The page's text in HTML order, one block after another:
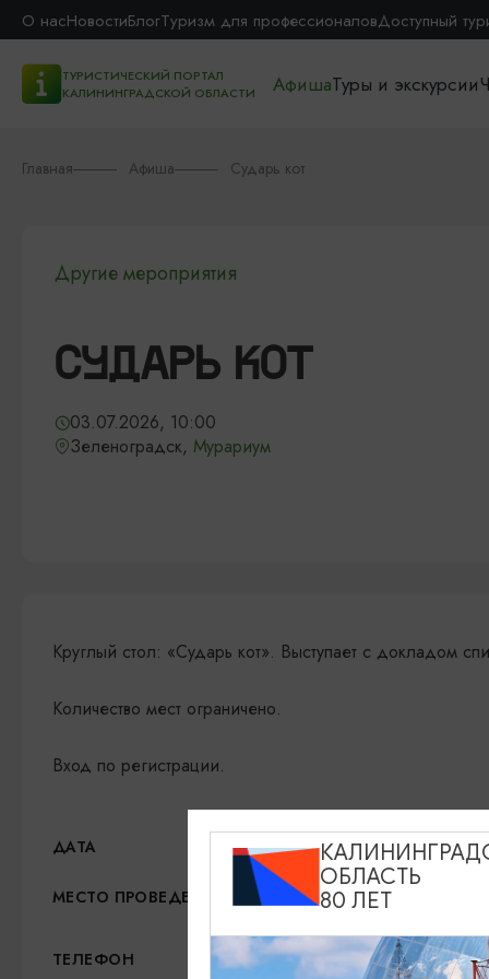
О насНовостиБлогТуризм для профессионаловДоступный
ТУРИСТИЧЕСКИЙ ПОРТАЛ
КАЛИНИНГРАДСКОЙ ОБЛАСТИ
АфишаТуры и экскурсии
Главная Афиша Сударь кот
Другие мероприятия
СУДАРЬ КОТ
03.07.2026, 10:00
Зеленоградск, Мурариум
Круглый стол: «Сударь кот». Выступает с докладом
Количество мест ограничено.
Вход по регистрации.
ДАТА 03.07.2026, 10:00
МЕСТО ПРОВЕДЕНИЯ Мурариум, ул.
ТЕЛЕФОН +7 (952) 056-09-92; +7
ОБЛАСТЬ
80 ЛЕТ